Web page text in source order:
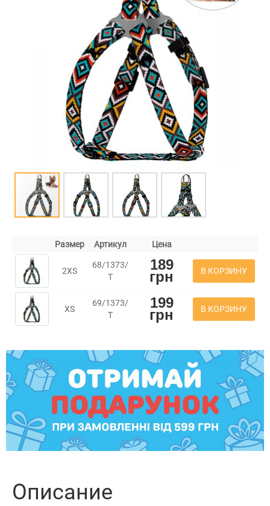
Размер Артикул Цена
2XS
68/1373/
Т
189
грн В КОРЗИНУ
XS
69/1373/
Т
199
грн В КОРЗИНУ
Описание